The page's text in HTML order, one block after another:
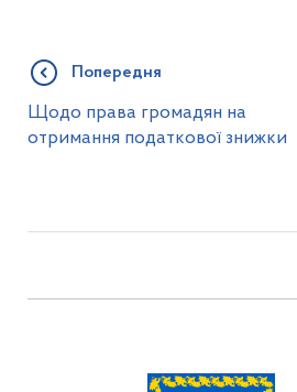
Попередня
Щодо права громадян на
отримання податкової знижки